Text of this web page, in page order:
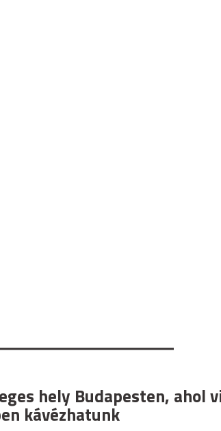
hely Budapesten, ahol
kávézhatunk